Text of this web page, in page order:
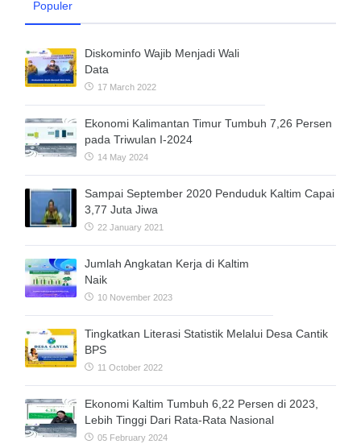
Populer
Diskominfo Wajib Menjadi Wali
Data
17 March 2022
Ekonomi Kalimantan Timur Tumbuh 7,26 Persen
pada Triwulan I-2024
14 May 2024
Sampai September 2020 Penduduk Kaltim Capai
3,77 Juta Jiwa
22 January 2021
Jumlah Angkatan Kerja di Kaltim
Naik
10 November 2023
Tingkatkan Literasi Statistik Melalui Desa Cantik
BPS
11 October 2022
Ekonomi Kaltim Tumbuh 6,22 Persen di 2023,
Lebih Tinggi Dari Rata-Rata Nasional
05 February 2024